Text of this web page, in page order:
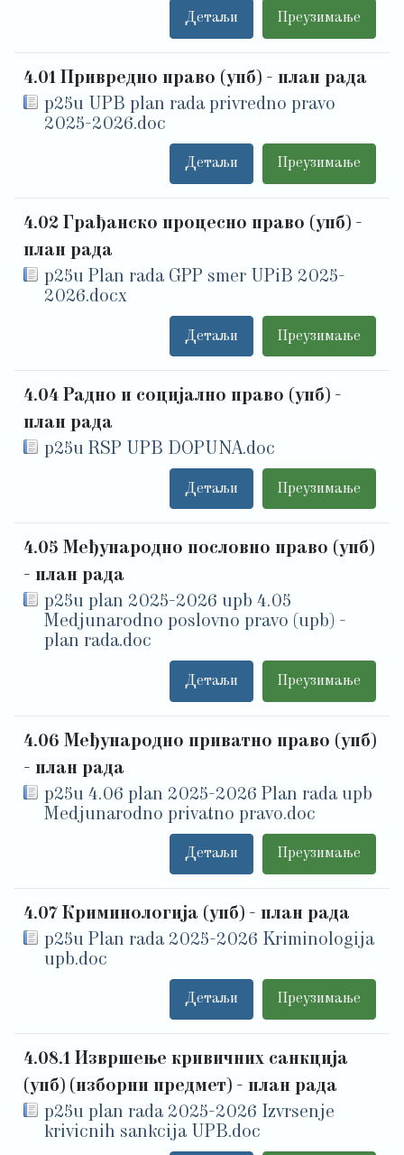
Преузимање
Детаљи
4.01 Привредно право (упб) - план рада
p25u UPB plan rada privredno pravo
2025-2026.doc
Преузимање
Детаљи
4.02 Грађанско процесно право (упб) -
план рада
p25u Plan rada GPP smer UPiB 2025-
2026.docx
Преузимање
Детаљи
4.04 Радно и социјално право (упб) -
план рада
p25u RSP UPB DOPUNA.doc
Преузимање
Детаљи
4.05 Међународно пословно право (упб)
- план рада
p25u plan 2025-2026 upb 4.05
Medjunarodno poslovno pravo (upb) -
plan rada.doc
Преузимање
Детаљи
4.06 Међународно приватно право (упб)
- план рада
p25u 4.06 plan 2025-2026 Plan rada upb
Medjunarodno privatno pravo.doc
Преузимање
Детаљи
4.07 Криминологија (упб) - план рада
p25u Plan rada 2025-2026 Kriminologija
upb.doc
Преузимање
Детаљи
4.08.1 Извршење кривичних санкција
(упб) (изборни предмет) - план рада
p25u plan rada 2025-2026 Izvrsenje
krivicnih sankcija UPB.doc